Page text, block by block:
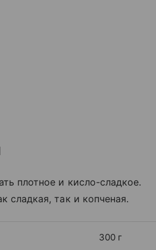
плотное и кисло-сладкое.
сладкая, так и копченая.
300 г